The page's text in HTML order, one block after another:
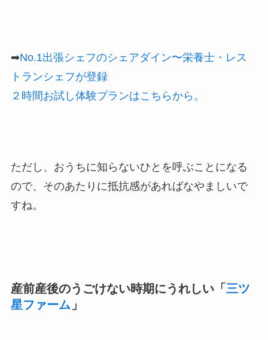
➡No.1出張シェフのシェアダイン〜栄養士・レス
トランシェフが登録
２時間お試し体験プランはこちらから。
ただし、 おうちに知らないひとを呼ぶことになる
ので、そのあたりに抵抗感があればなやましいで
すね。
産前産後のうごけない時期にうれしい「 三ツ
星ファーム 」